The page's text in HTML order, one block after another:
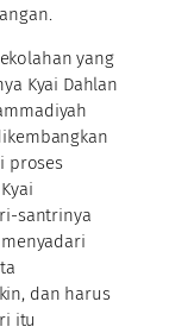
yang
Kyai Dahlan
proses
santrinya
dan harus
itu